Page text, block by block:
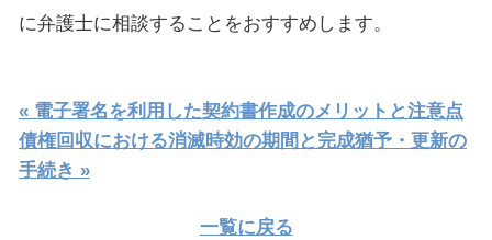
に弁護士に相談することをおすすめします。
« 電子署名を利用した契約書作成のメリットと注意点
債権回収における消滅時効の期間と完成猶予・更新の
手続き »
一覧に戻る